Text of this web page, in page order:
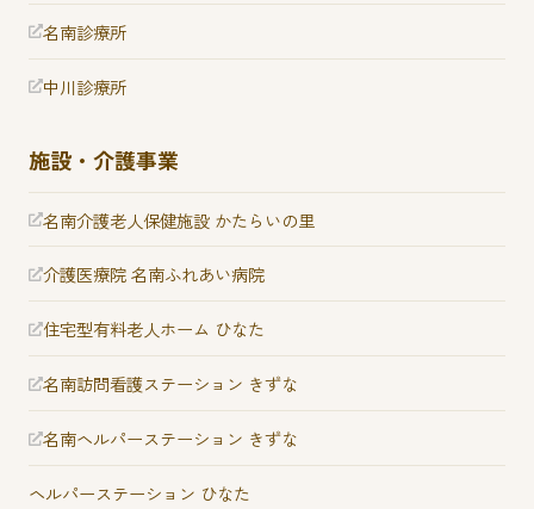
名南診療所
中川診療所
施設・介護事業
名南介護老人保健施設 かたらいの里
介護医療院 名南ふれあい病院
住宅型有料老人ホーム ひなた
名南訪問看護ステーション きずな
名南ヘルパーステーション きずな
ヘルパーステーション ひなた